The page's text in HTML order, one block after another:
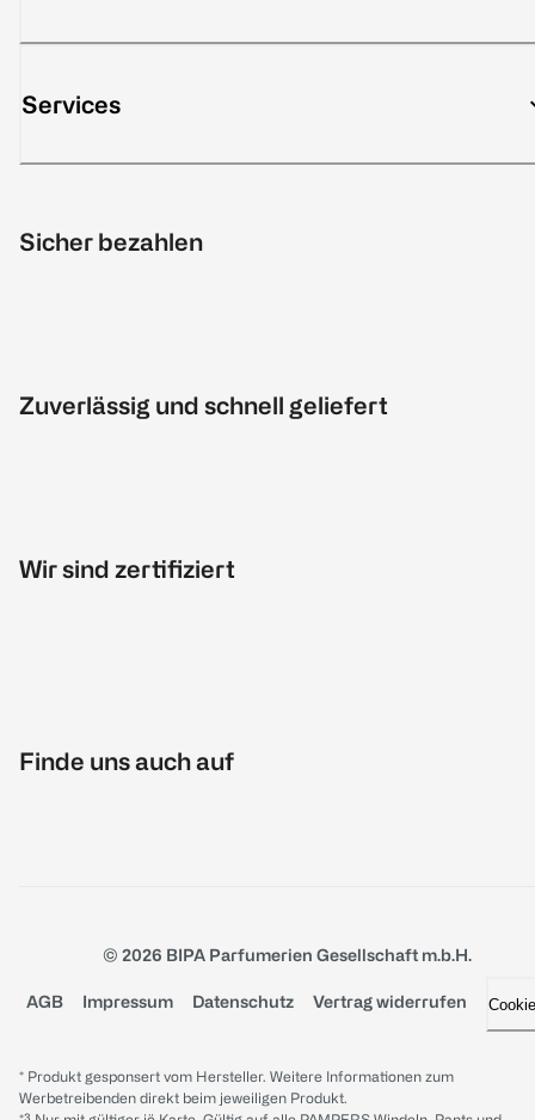
Services
Sicher bezahlen
Zuverlässig und schnell geliefert
Wir sind zertifiziert
Finde uns auch auf
© 2026 BIPA Parfumerien Gesellschaft m.b.H.
AGB Impressum Datenschutz Vertrag widerrufen
* Produkt gesponsert vom Hersteller. Weitere Informationen zum
Werbetreibenden direkt beim jeweiligen Produkt.